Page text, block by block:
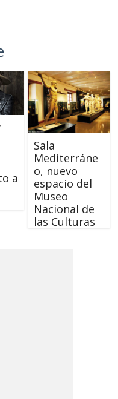
a
Sala
Mediterráne
o, nuevo
espacio del
Museo
Nacional de
las Culturas